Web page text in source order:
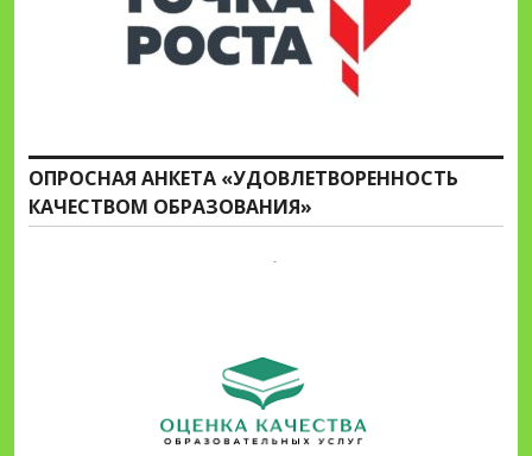
ОПРОСНАЯ АНКЕТА «УДОВЛЕТВОРЕННОСТЬ
КАЧЕСТВОМ ОБРАЗОВАНИЯ»